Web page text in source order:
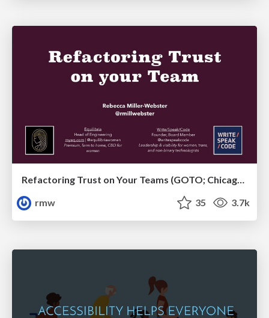
Refactoring Trust on Your Teams (GOTO; Chicago 2020)
rmw
35 3.7k